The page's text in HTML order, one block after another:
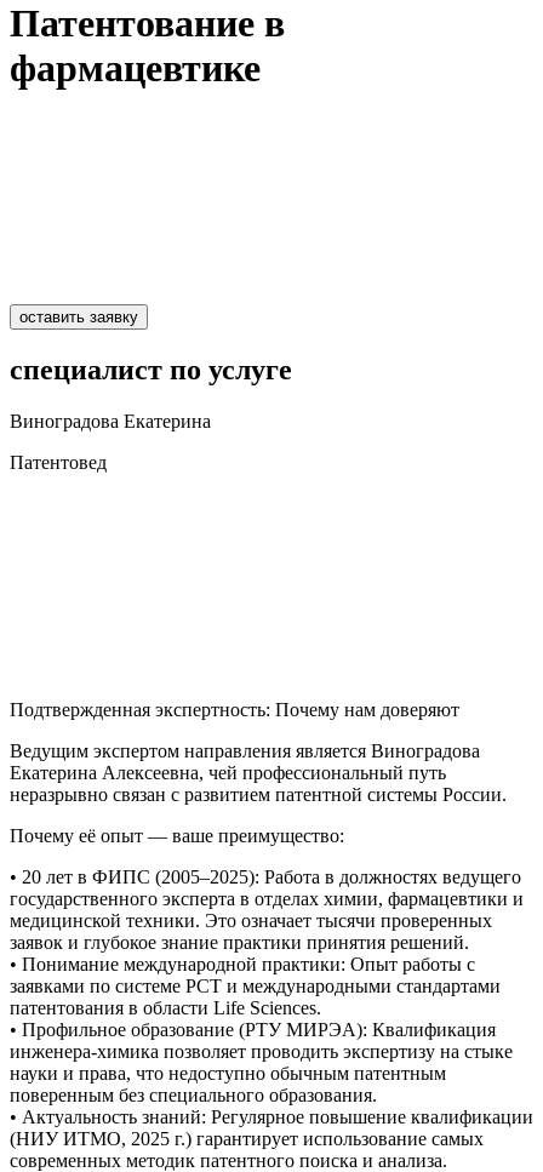
Патентование в
фармацевтике
оставить заявку
специалист по услуге
Виноградова Екатерина
Патентовед
Подтвержденная экспертность: Почему нам доверяют
Ведущим экспертом направления является Виноградова
Екатерина Алексеевна, чей профессиональный путь
неразрывно связан с развитием патентной системы России.
Почему её опыт — ваше преимущество:
• 20 лет в ФИПС (2005–2025): Работа в должностях ведущего
государственного эксперта в отделах химии, фармацевтики и
медицинской техники. Это означает тысячи проверенных
заявок и глубокое знание практики принятия решений.
• Понимание международной практики: Опыт работы с
заявками по системе PCT и международными стандартами
патентования в области Life Sciences.
• Профильное образование (РТУ МИРЭА): Квалификация
инженера-химика позволяет проводить экспертизу на стыке
науки и права, что недоступно обычным патентным
поверенным без специального образования.
• Актуальность знаний: Регулярное повышение квалификации
(НИУ ИТМО, 2025 г.) гарантирует использование самых
современных методик патентного поиска и анализа.